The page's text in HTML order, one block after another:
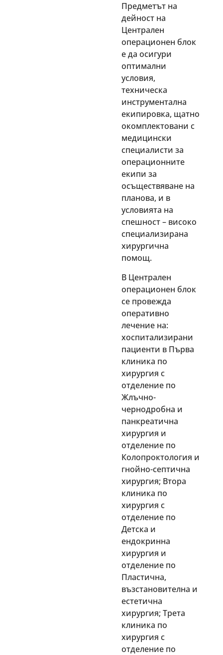
Предметът на
дейност на
Централен
операционен блок
е да осигури
оптимални
условия,
техническа
инструментална
екипировка, щатно
окомплектовани с
медицински
специалисти за
операционните
екипи за
осъществяване на
планова, и в
условията на
спешност – високо
специализирана
хирургична
помощ.
В Централен
операционен блок
се провежда
оперативно
лечение на:
хоспитализирани
пациенти в Първа
клиника по
хирургия с
отделение по
Жлъчно-
чернодробна и
панкреатична
хирургия и
отделение по
Колопроктология и
гнойно-септична
хирургия; Втора
клиника по
хирургия с
отделение по
Детска и
ендокринна
хирургия и
отделение по
Пластична,
възстановителна и
естетична
хирургия; Трета
клиника по
хирургия с
отделение по